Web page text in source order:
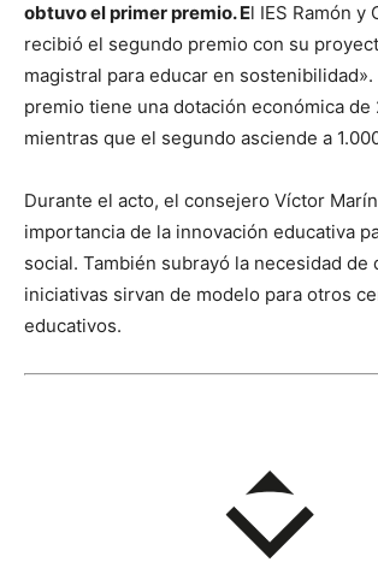
obtuvo el primer premio. El IES Ramón y
recibió el segundo premio con su
magistral para educar en
premio tiene una dotación económica de
mientras que el segundo asciende a
Durante el acto, el consejero Víctor
importancia de la innovación educativa
social. También subrayó la necesidad de
iniciativas sirvan de modelo para otros
educativos.